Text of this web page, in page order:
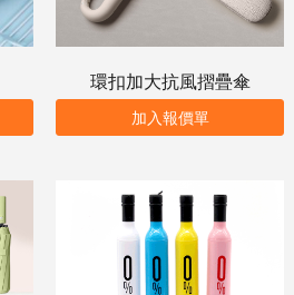
環扣加大抗風摺疊傘
加入報價單